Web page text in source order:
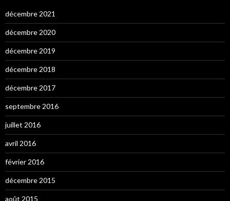
décembre 2021
décembre 2020
décembre 2019
décembre 2018
décembre 2017
septembre 2016
juillet 2016
avril 2016
février 2016
décembre 2015
août 2015